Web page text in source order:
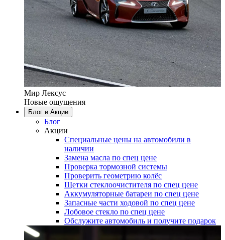
Мир Лексус
Новые ощущения
Блог и Акции
Блог
Акции
Специальные цены на автомобили в
наличии
Замена масла по спец цене
Проверка тормозной системы
Проверить геометрию колёс
Щетки стеклоочистителя по спец цене
Аккумуляторные батареи по спец цене
Запасные части ходовой по спец цене
Лобовое стекло по спец цене
Обслужите автомобиль и получите подарок